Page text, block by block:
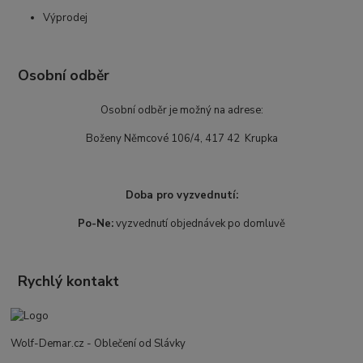
Výprodej
Osobní odběr
Osobní odběr je možný na adrese:
Boženy Němcové 106/4, 417 42 Krupka
Doba pro vyzvednutí:
Po-Ne:vyzvednutí objednávek po domluvě
Rychlý kontakt
Wolf-Demar.cz - Oblečení od Slávky